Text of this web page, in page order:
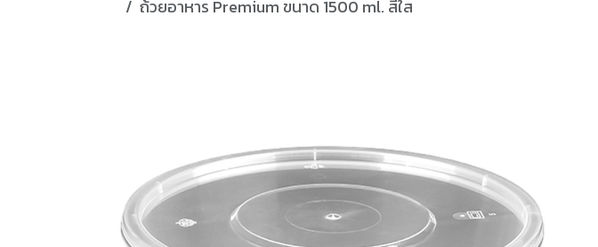
ถ้วยอาหาร Premium ขนาด 1500 ml. สีใส